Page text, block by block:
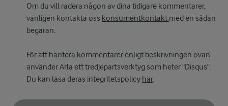
Om du vill radera någon av dina tidigare kommentarer,
vänligen kontakta oss konsumentkontakt med en sådan
begäran.
För att hantera kommentarer enligt beskrivningen ovan
använder Arla ett tredjepartsverktyg som heter "Disqus".
Du kan läsa deras integritetspolicy här.